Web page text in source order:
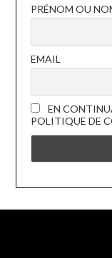
PRÉNOM OU
EMAIL
EN
POLITIQUE DE